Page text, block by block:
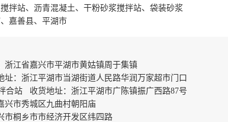
拌站、沥青混凝土、干粉砂浆搅拌站、袋装砂浆
嘉善县、平湖市
江省嘉兴市平湖市黄姑镇周于集镇
：浙江平湖市当湖街道人民路华润万家超市门口
合站 收货地址：浙江平湖市广陈镇振广西路87号
市秀城区九曲村朝阳庙
桐乡市市经济开发区纬四路